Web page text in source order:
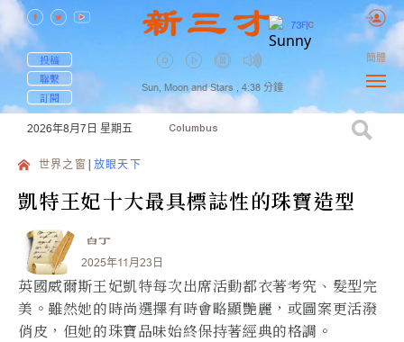
73F| C
投稿
聯繫
訂閱
Sun, Moon and Stars , 4:38 分鐘
簡體
2026年8月7日 星期五 Columbus
世界之窗 放眼天下
凱特王妃十大最具標誌性的珠寶造型
白丁
2025年11月23日
英國威爾斯王妃凱特每次出席活動都衣著考究、髮型完
美。雖然她的時尚選擇有時會略顯艷麗，或圖案更活潑
俏皮，但她的珠寶品味始終保持著經典的格調。